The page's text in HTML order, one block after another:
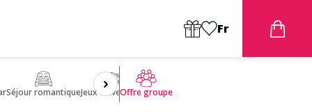
Fr
Séjour romantiqueJeux d'aventuresBien être
Offre groupe